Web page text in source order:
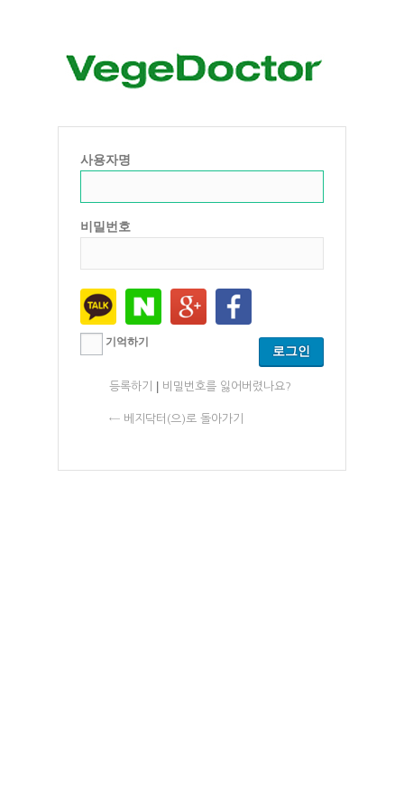
사용자명
비밀번호
기억하기
등록하기 비밀번호를 잃어버렸나요?
← 베지닥터(으)로 돌아가기